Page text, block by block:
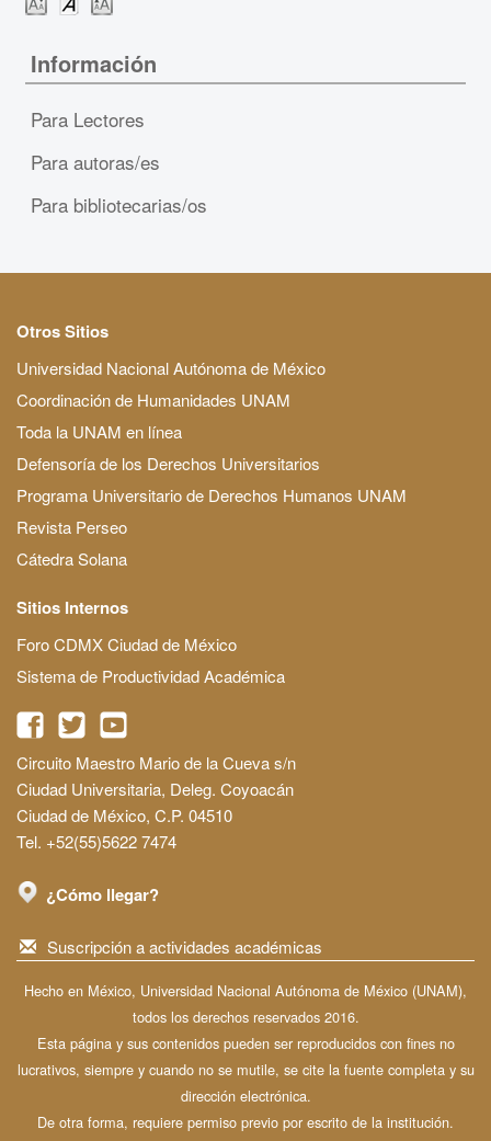
Información
Para Lectores
Para autoras/es
Para bibliotecarias/os
Otros Sitios
Universidad Nacional Autónoma de México
Coordinación de Humanidades UNAM
Toda la UNAM en línea
Defensoría de los Derechos Universitarios
Programa Universitario de Derechos Humanos UNAM
Revista Perseo
Cátedra Solana
Sitios Internos
Foro CDMX Ciudad de México
Sistema de Productividad Académica
Circuito Maestro Mario de la Cueva s/n
Ciudad Universitaria, Deleg. Coyoacán
Ciudad de México, C.P. 04510
Tel. +52(55)5622 7474
¿Cómo llegar?
Suscripción a actividades académicas
Hecho en México, Universidad Nacional Autónoma de México (UNAM),
todos los derechos reservados 2016.
Esta página y sus contenidos pueden ser reproducidos con fines no
lucrativos, siempre y cuando no se mutile, se cite la fuente completa y su
dirección electrónica.
De otra forma, requiere permiso previo por escrito de la institución.